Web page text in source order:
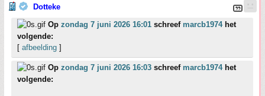
Dotteke
Op zondag 7 juni 2026 16:01 schreef marcb1974het
volgende:
[ afbeelding ]
Op zondag 7 juni 2026 16:03 schreef marcb1974het
volgende: